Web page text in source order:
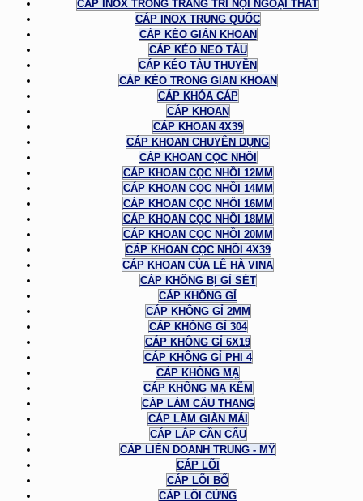
CÁP INOX TRONG TRANG TRÍ NỘI NGOẠI THẤT
CÁP INOX TRUNG QUỐC
CÁP KÉO GIÀN KHOAN
CÁP KÉO NEO TÀU
CÁP KÉO TÀU THUYỀN
CÁP KÉO TRONG GIAN KHOAN
CÁP KHÓA CÁP
CÁP KHOAN
CÁP KHOAN 4X39
CÁP KHOAN CHUYÊN DỤNG
CÁP KHOAN CỌC NHỒI
CÁP KHOAN CỌC NHỒI 12MM
CÁP KHOAN CỌC NHỒI 14MM
CÁP KHOAN CỌC NHỒI 16MM
CÁP KHOAN CỌC NHỒI 18MM
CÁP KHOAN CỌC NHỒI 20MM
CÁP KHOAN CỌC NHỒI 4X39
CÁP KHOAN CỦA LÊ HÀ VINA
CÁP KHÔNG BỊ GỈ SÉT
CÁP KHÔNG GỈ
CÁP KHÔNG GỈ 2MM
CÁP KHÔNG GỈ 304
CÁP KHÔNG GỈ 6X19
CÁP KHÔNG GỈ PHI 4
CÁP KHÔNG MẠ
CÁP KHÔNG MẠ KẼM
CÁP LÀM CẦU THANG
CÁP LÀM GIÀN MÁI
CÁP LẮP CẦN CẨU
CÁP LIÊN DOANH TRUNG - MỸ
CÁP LÕI
CÁP LÕI BỐ
CÁP LÕI CỨNG